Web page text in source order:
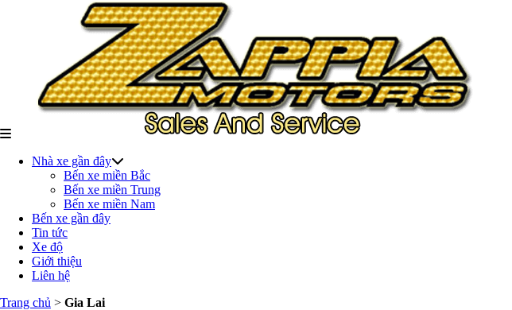
Nhà xe gần đây
Bến xe miền Bắc
Bến xe miền Trung
Bến xe miền Nam
Bến xe gần đây
Tin tức
Xe độ
Giới thiệu
Liên hệ
Trang chủ > Gia Lai